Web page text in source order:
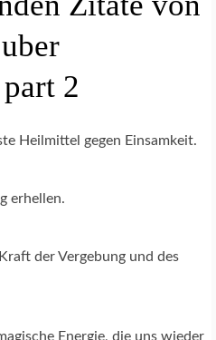
2
Heilmittel gegen Einsamkeit.
erhellen.
der Vergebung und des
Energie, die uns wieder